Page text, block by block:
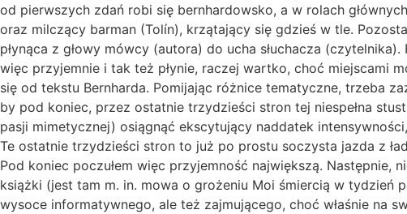
od pierwszych zdań robi się bernhardowsko, a w rolach
oraz milczący barman (Tolín), krzątający się gdzieś w tle.
płynąca z głowy mówcy (autora) do ucha słuchacza
więc przyjemnie i tak też płynie, raczej wartko, choć miejscami
się od tekstu Bernharda. Pomijając różnice tematyczne, trzeba
by pod koniec, przez ostatnie trzydzieści stron tej niespełna
pasji mimetycznej) osiągnąć ekscytujący naddatek
Te ostatnie trzydzieści stron to już po prostu soczysta jazda z
Pod koniec poczułem więc przyjemność największą. Następnie,
książki (jest tam m. in. mowa o grożeniu Moi śmiercią w tydzień
wysoce informatywnego, ale też zajmującego, choć właśnie na